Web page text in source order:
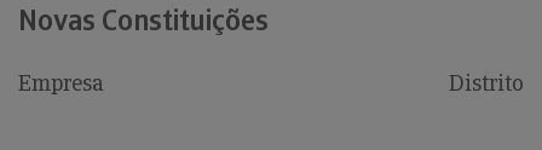
Novas Constituições
Empresa Distrito